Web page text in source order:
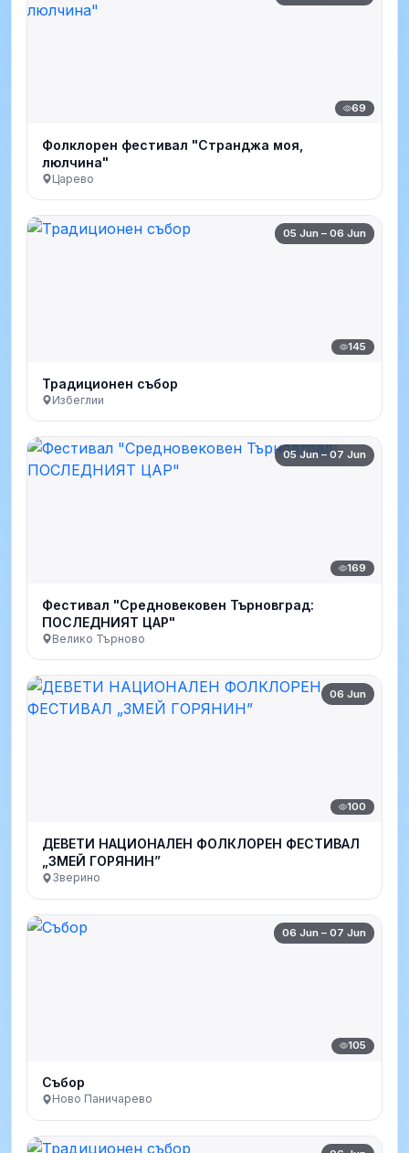
69
Фолклорен фестивал "Странджа моя,
люлчина"
Царево
05 Jun – 06 Jun
145
Традиционен събор
Избеглии
05 Jun – 07 Jun
169
Фестивал "Средновековен Търновград:
ПОСЛЕДНИЯТ ЦАР"
Велико Търново
06 Jun
100
ДЕВЕТИ НАЦИОНАЛЕН ФОЛКЛОРЕН ФЕСТИВАЛ
„ЗМЕЙ ГОРЯНИН”
Зверино
06 Jun – 07 Jun
105
Събор
Ново Паничарево